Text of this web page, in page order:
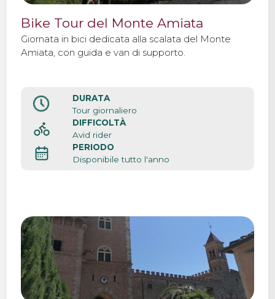
Bike Tour del Monte Amiata
Giornata in bici dedicata alla scalata del Monte
Amiata, con guida e van di supporto.
DURATA
Tour giornaliero
DIFFICOLTÀ
Avid rider
PERIODO
Disponibile tutto l'anno